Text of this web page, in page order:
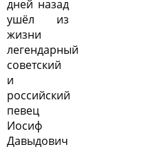
дней назад
ушёл из
жизни
легендарный
советский
и
российский
певец
Иосиф
Давыдович